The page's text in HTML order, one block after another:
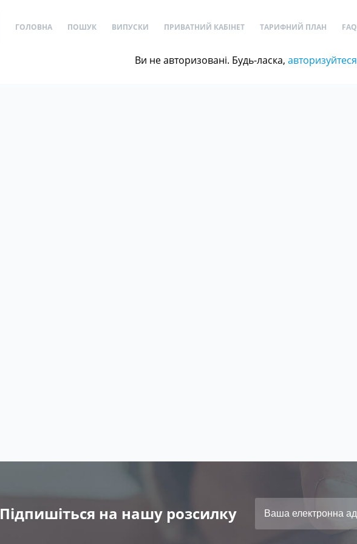
ГОЛОВНА ПОШУК ВИПУСКИ ПРИВАТНИЙ КАБІНЕТ ТАРИФНИЙ ПЛАН FAQ
Ви не авторизовані. Будь-ласка, авторизуйтеся
Підпишіться на нашу розсилку